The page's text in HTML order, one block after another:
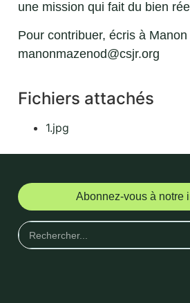
une mission qui fait du bien
Pour contribuer, écris à Manon
manonmazenod@csjr.org
Fichiers attachés
1.jpg
Abonnez-vous à notre